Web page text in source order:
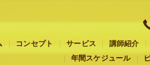
コンセプト サービス 講師紹介
年間スケジュール